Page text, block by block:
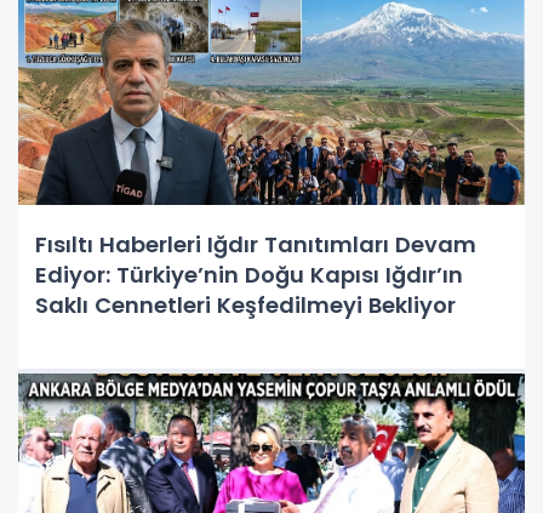
Fısıltı Haberleri Iğdır Tanıtımları Devam
Ediyor: Türkiye’nin Doğu Kapısı Iğdır’ın
Saklı Cennetleri Keşfedilmeyi Bekliyor